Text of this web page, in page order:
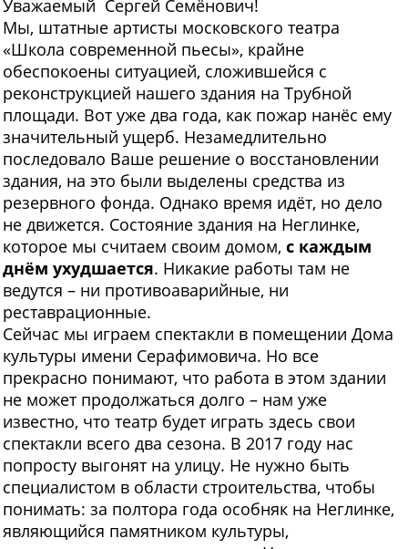
Уважаемый Сергей Семёнович!
Мы, штатные артисты московского театра
«Школа современной пьесы», крайне
обеспокоены ситуацией, сложившейся с
реконструкцией нашего здания на Трубной
площади. Вот уже два года, как пожар нанёс ему
значительный ущерб. Незамедлительно
последовало Ваше решение о восстановлении
здания, на это были выделены средства из
резервного фонда. Однако время идёт, но дело
не движется. Состояние здания на Неглинке,
которое мы считаем своим домом, с каждым
днём ухудшается. Никакие работы там не
ведутся – ни противоаварийные, ни
реставрационные.
Сейчас мы играем спектакли в помещении Дома
культуры имени Серафимовича. Но все
прекрасно понимают, что работа в этом здании
не может продолжаться долго – нам уже
известно, что театр будет играть здесь свои
спектакли всего два сезона. В 2017 году нас
попросту выгонят на улицу. Не нужно быть
специалистом в области строительства, чтобы
понимать: за полтора года особняк на Неглинке,
являющийся памятником культуры,